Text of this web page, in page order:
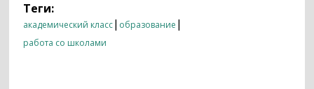
Теги:
академический класс| образование |
работа со школами